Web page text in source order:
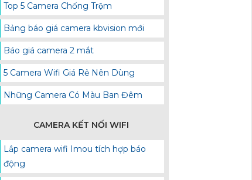
Top 5 Camera Chống Trộm
Bảng báo giá camera kbvision mới
Báo giá camera 2 mắt
5 Camera Wifi Giá Rẻ Nên Dùng
Những Camera Có Màu Ban Đêm
CAMERA KẾT NỐI WIFI
Lắp camera wifi Imou tích hợp báo
động